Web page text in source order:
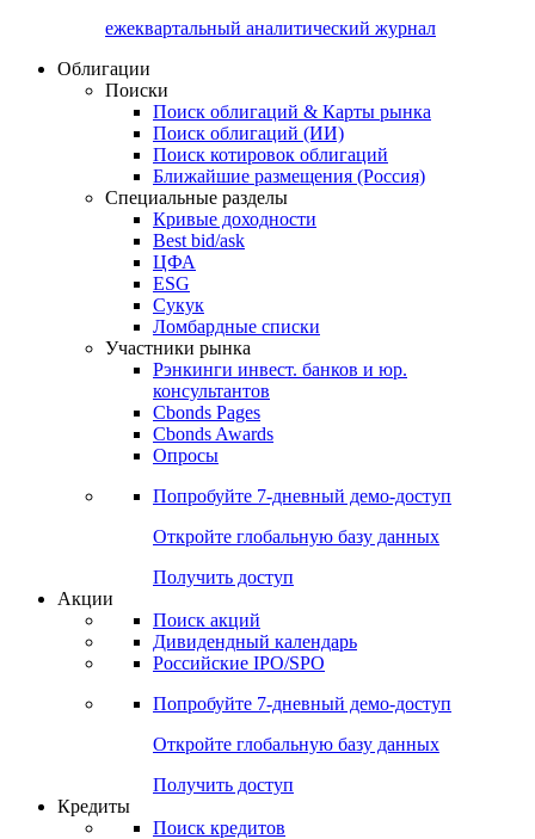
ежеквартальный аналитический журнал
Облигации
Поиски
Поиск облигаций & Карты рынка
Поиск облигаций (ИИ)
Поиск котировок облигаций
Ближайшие размещения (Россия)
Специальные разделы
Кривые доходности
Best bid/ask
ЦФА
ESG
Сукук
Ломбардные списки
Участники рынка
Рэнкинги инвест. банков и юр.
консультантов
Cbonds Pages
Cbonds Awards
Опросы
Попробуйте 7-дневный демо-доступ
Откройте глобальную базу данных
Получить доступ
Акции
Поиск акций
Дивидендный календарь
Российские IPO/SPO
Попробуйте 7-дневный демо-доступ
Откройте глобальную базу данных
Получить доступ
Кредиты
Поиск кредитов